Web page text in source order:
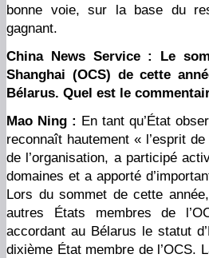
bonne voie, sur la base du
gagnant.
China News Service : Le
Shanghai (OCS) de cette
Bélarus. Quel est le
Mao Ning : En tant qu’État
reconnaît hautement « l’esprit
de l’organisation, a participé
domaines et a apporté
Lors du sommet de cette
autres États membres de
accordant au Bélarus le statut
dixième État membre de l’OCS.